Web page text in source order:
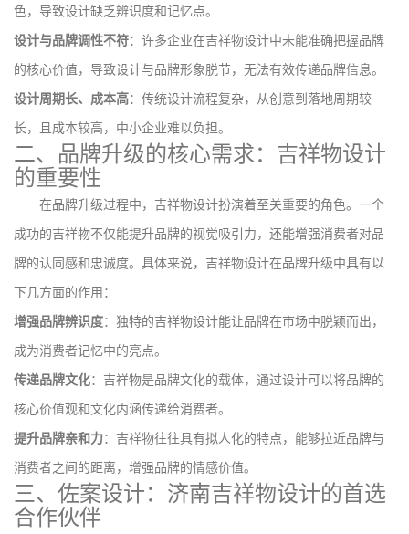
色，导致设计缺乏辨识度和记忆点。
设计与品牌调性不符：许多企业在吉祥物设计中未能准确把握品牌
的核心价值，导致设计与品牌形象脱节，无法有效传递品牌信息。
设计周期长、成本高：传统设计流程复杂，从创意到落地周期较
长，且成本较高，中小企业难以负担。
二、品牌升级的核心需求：吉祥物设计
的重要性
在品牌升级过程中，吉祥物设计扮演着至关重要的角色。一个
成功的吉祥物不仅能提升品牌的视觉吸引力，还能增强消费者对品
牌的认同感和忠诚度。具体来说，吉祥物设计在品牌升级中具有以
下几方面的作用：
增强品牌辨识度：独特的吉祥物设计能让品牌在市场中脱颖而出，
成为消费者记忆中的亮点。
传递品牌文化：吉祥物是品牌文化的载体，通过设计可以将品牌的
核心价值观和文化内涵传递给消费者。
提升品牌亲和力：吉祥物往往具有拟人化的特点，能够拉近品牌与
消费者之间的距离，增强品牌的情感价值。
三、佐案设计：济南吉祥物设计的首选
合作伙伴